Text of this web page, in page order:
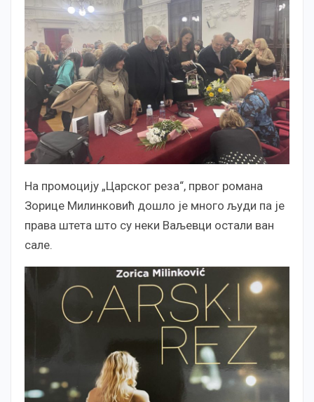
На промоцију „Царског реза“, првог романа
Зорице Милинковић дошло је много људи па је
права штета што су неки Ваљевци остали ван
сале.